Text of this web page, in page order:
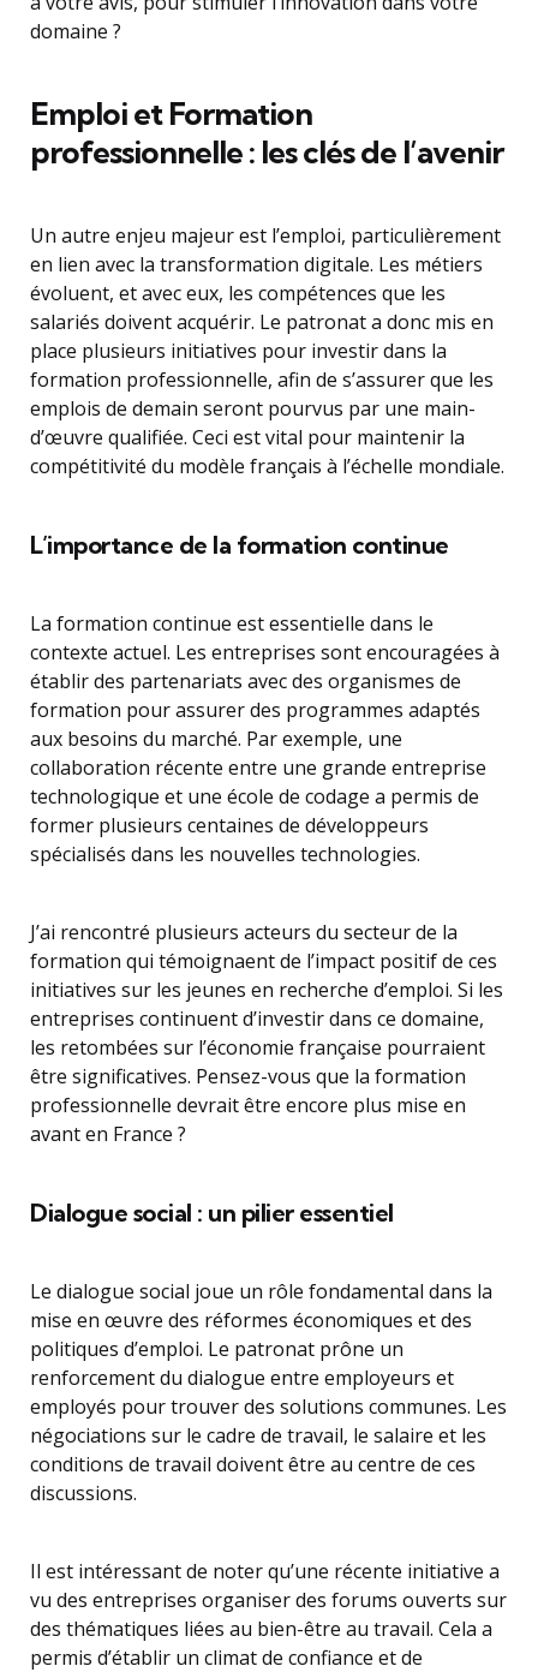
domaine ?
Emploi et Formation
professionnelle : les clés de l’avenir
Un autre enjeu majeur est l’emploi, particulièrement
en lien avec la transformation digitale. Les métiers
évoluent, et avec eux, les compétences que les
salariés doivent acquérir. Le patronat a donc mis en
place plusieurs initiatives pour investir dans la
formation professionnelle, afin de s’assurer que les
emplois de demain seront pourvus par une main-
d’œuvre qualifiée. Ceci est vital pour maintenir la
compétitivité du modèle français à l’échelle mondiale.
L’importance de la formation continue
La formation continue est essentielle dans le
contexte actuel. Les entreprises sont encouragées à
établir des partenariats avec des organismes de
formation pour assurer des programmes adaptés
aux besoins du marché. Par exemple, une
collaboration récente entre une grande entreprise
technologique et une école de codage a permis de
former plusieurs centaines de développeurs
spécialisés dans les nouvelles technologies.
J’ai rencontré plusieurs acteurs du secteur de la
formation qui témoignaent de l’impact positif de ces
initiatives sur les jeunes en recherche d’emploi. Si les
entreprises continuent d’investir dans ce domaine,
les retombées sur l’économie française pourraient
être significatives. Pensez-vous que la formation
professionnelle devrait être encore plus mise en
avant en France ?
Dialogue social : un pilier essentiel
Le dialogue social joue un rôle fondamental dans la
mise en œuvre des réformes économiques et des
politiques d’emploi. Le patronat prône un
renforcement du dialogue entre employeurs et
employés pour trouver des solutions communes. Les
négociations sur le cadre de travail, le salaire et les
conditions de travail doivent être au centre de ces
discussions.
Il est intéressant de noter qu’une récente initiative a
vu des entreprises organiser des forums ouverts sur
des thématiques liées au bien-être au travail. Cela a
permis d’établir un climat de confiance et de